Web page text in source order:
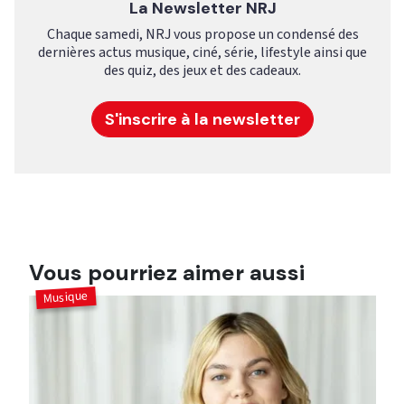
La Newsletter NRJ
Chaque samedi, NRJ vous propose un condensé des
dernières actus musique, ciné, série, lifestyle ainsi que
des quiz, des jeux et des cadeaux.
S'inscrire à la newsletter
Vous pourriez aimer aussi
Musique